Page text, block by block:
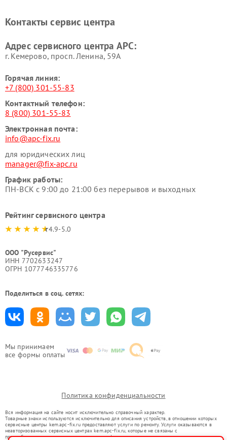
Мы принимаем
все формы оплаты
Контакты сервис центра
Адрес сервисного центра APC:
г. Кемерово, просп. Ленина, 59А
Горячая линия:
+7 (800) 301-55-83
Контактный телефон:
8 (800) 301-55-83
Электронная почта:
info@apc-fix.ru
для юридических лиц
manager@fix-apc.ru
График работы:
ПН-ВСК с 9:00 до 21:00 без перерывов и выходных
Рейтинг сервисного центра
4.9-5.0
ООО "Русервис"
ИНН 7702633247
ОГРН 1077746335776
Поделиться в соц. сетях:
Политика конфиденциальности
Вся информация на сайте носит исключительно справочный характер.
Товарные знаки используются исключительно для описания устройств, в отношении которых
сервисные центры kem.apc-fix.ru предоставляют услуги по ремонту. Услуги оказываются в
неавторизованных сервисных центрах kem.apc-fix.ru, которые не связаны с
правообладателями товарных знаков или их официальными представителями.